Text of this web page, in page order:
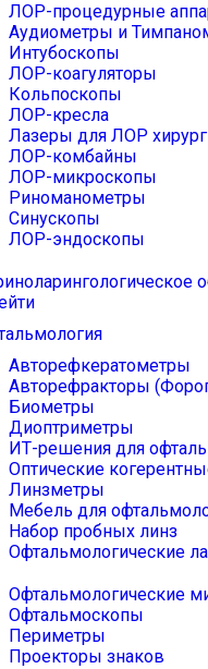
ЛОР-процедурные
Аудиометры и
Интубоскопы
ЛОР-коагуляторы
Кольпоскопы
ЛОР-кресла
Лазеры для ЛОР
ЛОР-комбайны
ЛОР-микроскопы
Риноманометры
Синускопы
ЛОР-эндоскопы
Авторефкератометры
Авторефракторы
Биометры
Диоптриметры
ИТ-решения для
Оптические
Линзметры
Мебель для
Набор пробных линз
Офтальмологические
Офтальмологические
Офтальмоскопы
Периметры
Проекторы знаков